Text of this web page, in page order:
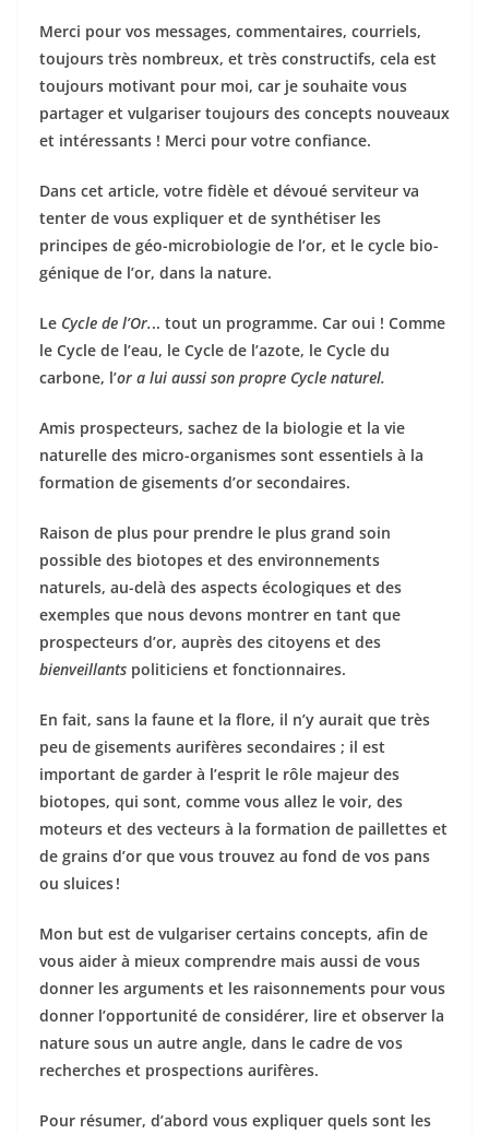
Merci pour vos messages, commentaires, courriels,
toujours très nombreux, et très constructifs, cela est
toujours motivant pour moi, car je souhaite vous
partager et vulgariser toujours des concepts nouveaux
et intéressants ! Merci pour votre confiance.
Dans cet article, votre fidèle et dévoué serviteur va
tenter de vous expliquer et de synthétiser les
principes de géo-microbiologie de l’or, et le cycle bio-
génique de l’or, dans la nature.
Le Cycle de l’Or... tout un programme. Car oui ! Comme
le Cycle de l’eau, le Cycle de l’azote, le Cycle du
carbone, l’or a lui aussi son propre Cycle naturel.
Amis prospecteurs, sachez de la biologie et la vie
naturelle des micro-organismes sont essentiels à la
formation de gisements d’or secondaires.
Raison de plus pour prendre le plus grand soin
possible des biotopes et des environnements
naturels, au-delà des aspects écologiques et des
exemples que nous devons montrer en tant que
prospecteurs d’or, auprès des citoyens et des
bienveillants politiciens et fonctionnaires.
En fait, sans la faune et la flore, il n’y aurait que très
peu de gisements aurifères secondaires ; il est
important de garder à l’esprit le rôle majeur des
biotopes, qui sont, comme vous allez le voir, des
moteurs et des vecteurs à la formation de paillettes et
de grains d’or que vous trouvez au fond de vos pans
ou sluices !
Mon but est de vulgariser certains concepts, afin de
vous aider à mieux comprendre mais aussi de vous
donner les arguments et les raisonnements pour vous
donner l’opportunité de considérer, lire et observer la
nature sous un autre angle, dans le cadre de vos
recherches et prospections aurifères.
Pour résumer, d’abord vous expliquer quels sont les